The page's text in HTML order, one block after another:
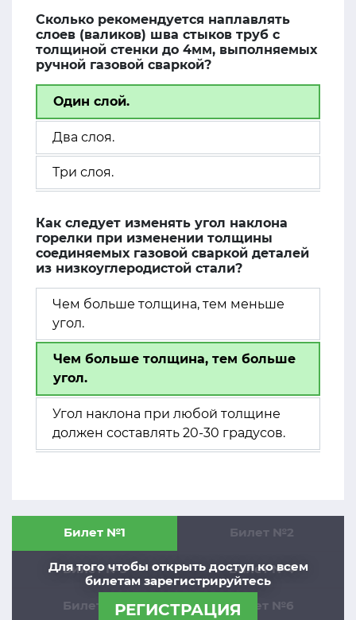
Сколько рекомендуется наплавлять
слоев (валиков) шва стыков труб с
толщиной стенки до 4мм, выполняемых
ручной газовой сваркой?
Один слой.
Два слоя.
Три слоя.
Как следует изменять угол наклона
горелки при изменении толщины
соединяемых газовой сваркой деталей
из низкоуглеродистой стали?
Чем больше толщина, тем меньше
угол.
Чем больше толщина, тем больше
угол.
Угол наклона при любой толщине
должен составлять 20-30 градусов.
Для того чтобы открыть доступ ко всем
билетам зарегистрируйтесь
РЕГИСТРАЦИЯ
Билет №1 Билет №2
Билет №3 Билет №4
Билет №5 Билет №6